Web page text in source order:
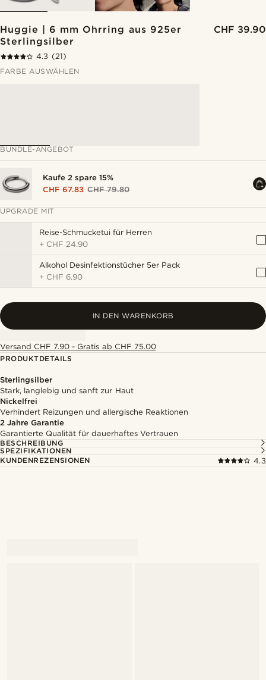
Huggie | 6 mm Ohrring aus 925er
Sterlingsilber
CHF 39.90
4.3 (21)
FARBE AUSWÄHLEN
BUNDLE-ANGEBOT
Kaufe 2 spare 15%
CHF 67.83 CHF 79.80
UPGRADE MIT
Reise-Schmucketui für Herren
+ CHF 24.90
Alkohol Desinfektionstücher 5er Pack
+ CHF 6.90
IN DEN WARENKORB
Versand CHF 7.90 - Gratis ab CHF 75.00
PRODUKTDETAILS
Sterlingsilber
Stark, langlebig und sanft zur Haut
Nickelfrei
Verhindert Reizungen und allergische Reaktionen
2 Jahre Garantie
Garantierte Qualität für dauerhaftes Vertrauen
BESCHREIBUNG
SPEZIFIKATIONEN
KUNDENREZENSIONEN
4.3